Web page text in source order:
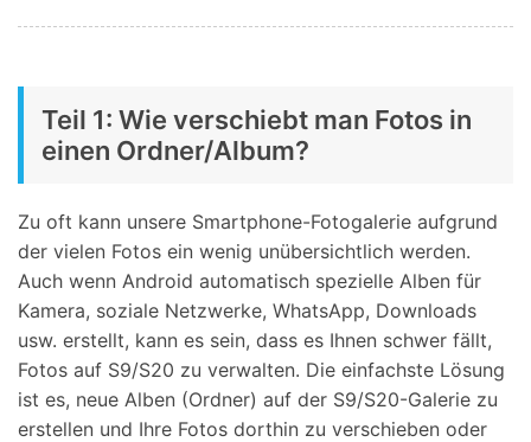
Teil 1: Wie verschiebt man Fotos in
einen Ordner/Album?
Zu oft kann unsere Smartphone-Fotogalerie aufgrund
der vielen Fotos ein wenig unübersichtlich werden.
Auch wenn Android automatisch spezielle Alben für
Kamera, soziale Netzwerke, WhatsApp, Downloads
usw. erstellt, kann es sein, dass es Ihnen schwer fällt,
Fotos auf S9/S20 zu verwalten. Die einfachste Lösung
ist es, neue Alben (Ordner) auf der S9/S20-Galerie zu
erstellen und Ihre Fotos dorthin zu verschieben oder